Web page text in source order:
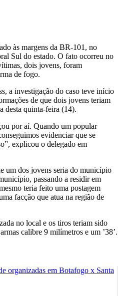
às margens da BR-101, no
Sul do estado. O fato ocorreu no
dois jovens, foram
de fogo.
a investigação do caso teve início
de que dois jovens teriam
desta quinta-feira (14).
por aí. Quando um popular
evidenciar que se
explicou o delegado em
um dos jovens seria do município
passando a residir em
teria feito uma postagem
facção que atua na região de
no local e os tiros teriam sido
calibre 9 milímetros e um ’38’.